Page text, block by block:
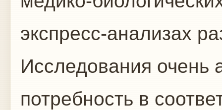
экспресс-анализах
Исследования очень
потребность в